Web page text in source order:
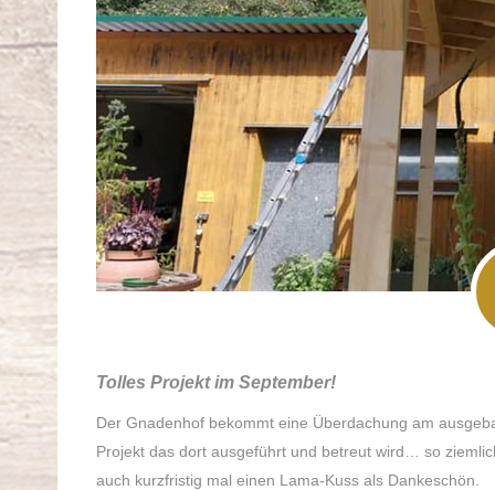
Tolles Projekt im September!
Der Gnadenhof bekommt eine Überdachung am
Projekt das dort ausgeführt und betreut wird… so
auch kurzfristig mal einen Lama-Kuss als Dankeschön.